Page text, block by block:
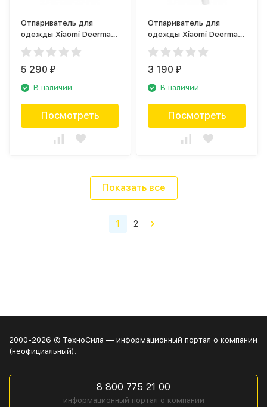
Отпариватель для
одежды Xiaomi Deerma
Garment Steamer HS200
ручной
5 290₽
В наличии
Посмотреть
Отпариватель для
одежды Xiaomi Deerma
Garment Stremer HS007
ручной
3 190₽
В наличии
Посмотреть
Показать все
1 2
2000-2026 © ТехноСила — информационный портал о компании
(неофициальный).
8 800 775 21 00
информационный портал о компании